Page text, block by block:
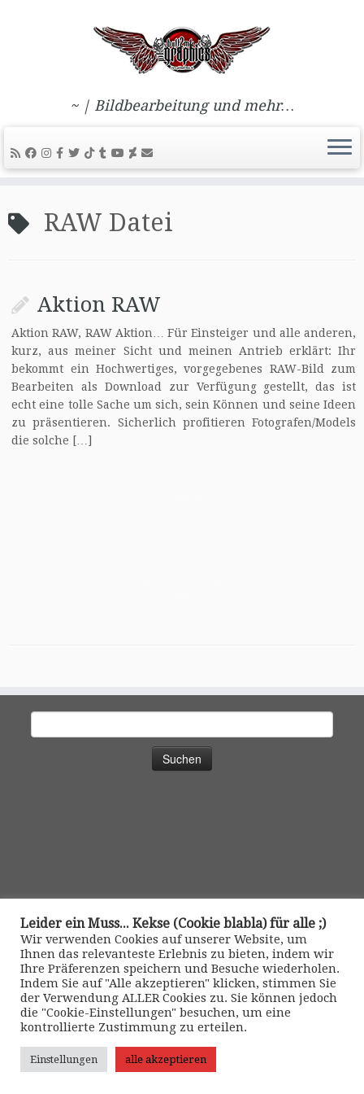
Inhalt
springen
~ | Bildbearbeitung und mehr…
RAW Datei
Aktion RAW
Aktion RAW, RAW Aktion… Für Einsteiger und alle anderen,
kurz, aus meiner Sicht und meinen Antrieb erklärt: Ihr
bekommt ein Hochwertiges, vorgegebenes RAW-Bild zum
Bearbeiten als Download zur Verfügung gestellt, das ist
echt eine tolle Sache um sich, sein Können und seine Ideen
zu präsentieren. Sicherlich profitieren Fotografen/Models
die solche […]
Kontakt
Leider ein Muss... Kekse (Cookie blabla) für alle ;)
Wir verwenden Cookies auf unserer Website, um
Ihnen das relevanteste Erlebnis zu bieten, indem wir
Ihre Präferenzen speichern und Besuche wiederholen.
Indem Sie auf "Alle akzeptieren" klicken, stimmen Sie
der Verwendung ALLER Cookies zu. Sie können jedoch
die "Cookie-Einstellungen" besuchen, um eine
kontrollierte Zustimmung zu erteilen.
Einstellungen alle akzeptieren